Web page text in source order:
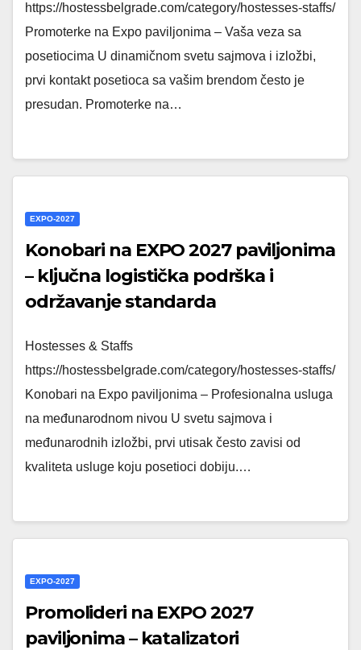
https://hostessbelgrade.com/category/hostesses-staffs/
Promoterke na Expo paviljonima – Vaša veza sa
posetiocima U dinamičnom svetu sajmova i izložbi,
prvi kontakt posetioca sa vašim brendom često je
presudan. Promoterke na…
EXPO-2027
Konobari na EXPO 2027 paviljonima
– ključna logistička podrška i
održavanje standarda
Hostesses & Staffs
https://hostessbelgrade.com/category/hostesses-staffs/
Konobari na Expo paviljonima – Profesionalna usluga
na međunarodnom nivou U svetu sajmova i
međunarodnih izložbi, prvi utisak često zavisi od
kvaliteta usluge koju posetioci dobiju.…
EXPO-2027
Promolideri na EXPO 2027
paviljonima – katalizatori